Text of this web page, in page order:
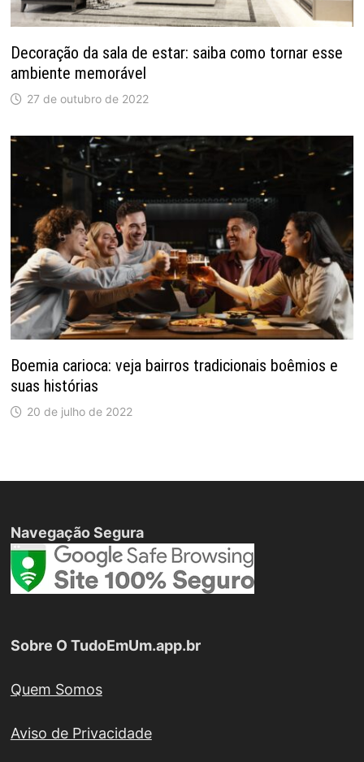
Decoração da sala de estar: saiba como tornar esse
ambiente memorável
27 de outubro de 2022
Boemia carioca: veja bairros tradicionais boêmios e
suas histórias
20 de julho de 2022
Navegação Segura
Sobre O TudoEmUm.app.br
Quem Somos
Aviso de Privacidade